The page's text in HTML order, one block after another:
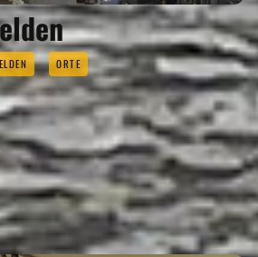
REGIONEN
ORTE
EVENTS
REISEFÜHRER
ORTE
kostenlos erstellen >